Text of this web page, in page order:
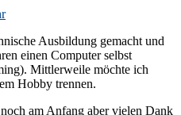
Ausbildung gemacht und
einen Computer selbst
Mittlerweile möchte ich
Hobby trennen.
am Anfang aber vielen Dank